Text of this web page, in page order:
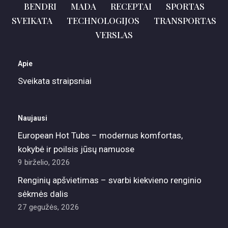
BENDRI MADA RECEPTAI
SPORTAS
SVEIKATA
TECHNOLOGIJOS
TRANSPORTAS
VERSLAS
Apie
Sveikata straipsniai
Naujausi
European Hot Tubs – modernus komfortas,
kokybė ir poilsis jūsų namuose
9 birželio, 2026
Renginių apšvietimas – svarbi kiekvieno renginio
sėkmės dalis
27 gegužės, 2026